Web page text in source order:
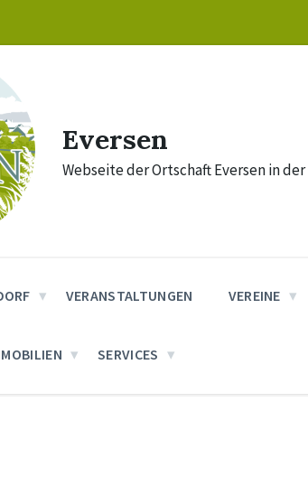
Eversen
Webseite der Ortschaft Eversen in
VERANSTALTUNGEN VEREINE
SERVICES